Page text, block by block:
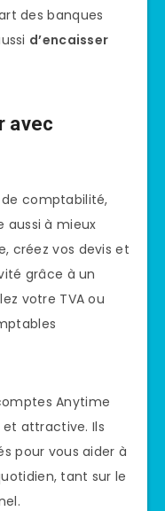
des banques
d’encaisser
avec
comptabilité,
aussi à mieux
créez vos devis et
grâce à un
votre TVA ou
Anytime
attractive. Ils
pour vous aider à
tant sur le